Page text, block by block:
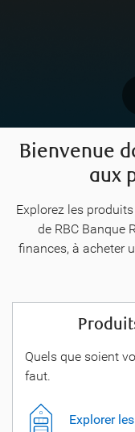
Bienvenue
aux
Explorez les
de RBC Banque
finances, à acheter
Quels que soient
faut.
Explorer